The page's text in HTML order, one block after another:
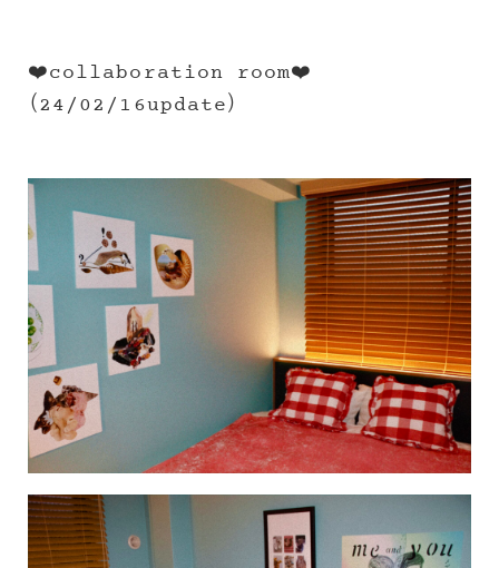
❤️collaboration room❤️
（24/02/16update）